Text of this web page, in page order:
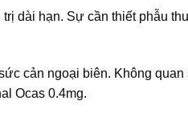
dài hạn. Sự cần thiết phẫu
cản ngoại biên. Không quan
Ocas 0.4mg.